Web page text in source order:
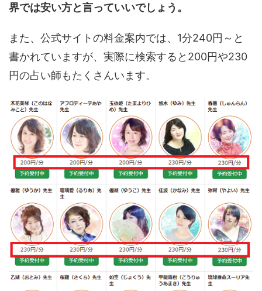
界では安い方と言っていいでしょう。
また、公式サイトの料金案内では、1分240円～と
書かれていますが、実際に検索すると200円や230
円の占い師もたくさんいます。